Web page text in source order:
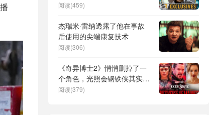
「HD1280P/3.3G-MP4高
阅读(459)
杰瑞米·雷纳透露了他在事故
后使用的尖端康复技术
阅读(306)
《奇异博士2》悄悄删掉了一
个角色，光照会钢铁侠其实是
惊奇队长，还是一名黑人女性
阅读(379)